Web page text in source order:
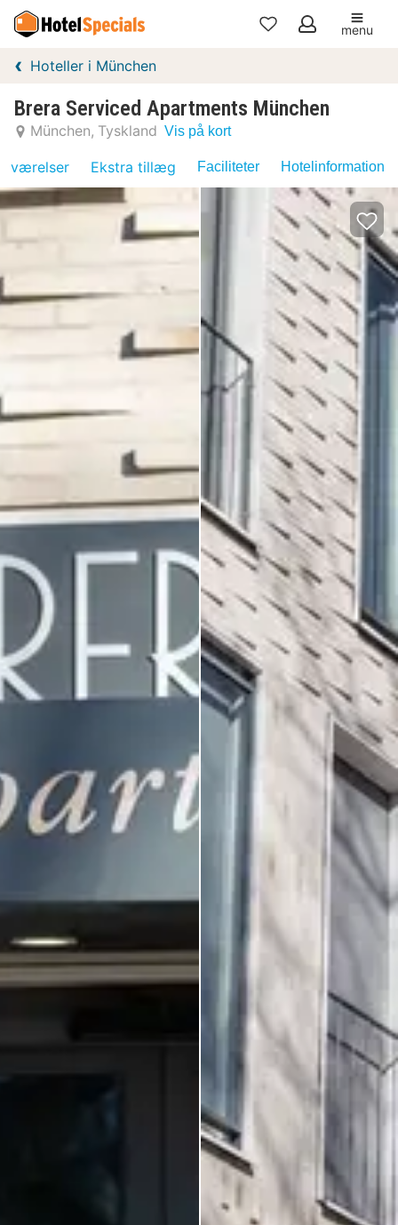
Mine
menu
Hoteller i München
Brera Serviced Apartments München
München Tyskland Vis på kort
værelser Ekstra tillæg Faciliteter Hotelinformation